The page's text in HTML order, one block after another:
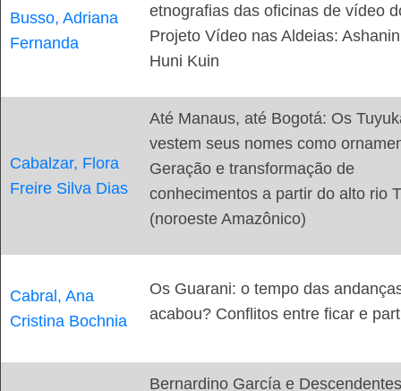
Busso, Adriana
Fernanda
etnografias das oficinas de vídeo
Projeto Vídeo nas Aldeias:
Huni Kuin
Cabalzar, Flora
Freire Silva Dias
Até Manaus, até Bogotá: Os
vestem seus nomes como
Geração e transformação de
conhecimentos a partir do alto rio
(noroeste Amazônico)
Cabral, Ana
Cristina Bochnia
Os Guarani: o tempo das
acabou? Conflitos entre ficar e
Bernardino García e Descendentes